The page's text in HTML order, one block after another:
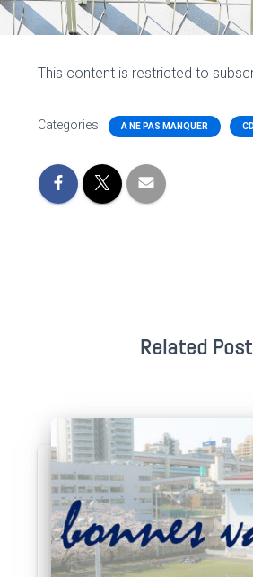
This content is restricted to
Categories: A NE PAS MANQUER
Related